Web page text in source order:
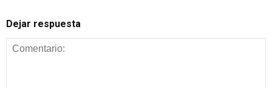
Dejar respuesta